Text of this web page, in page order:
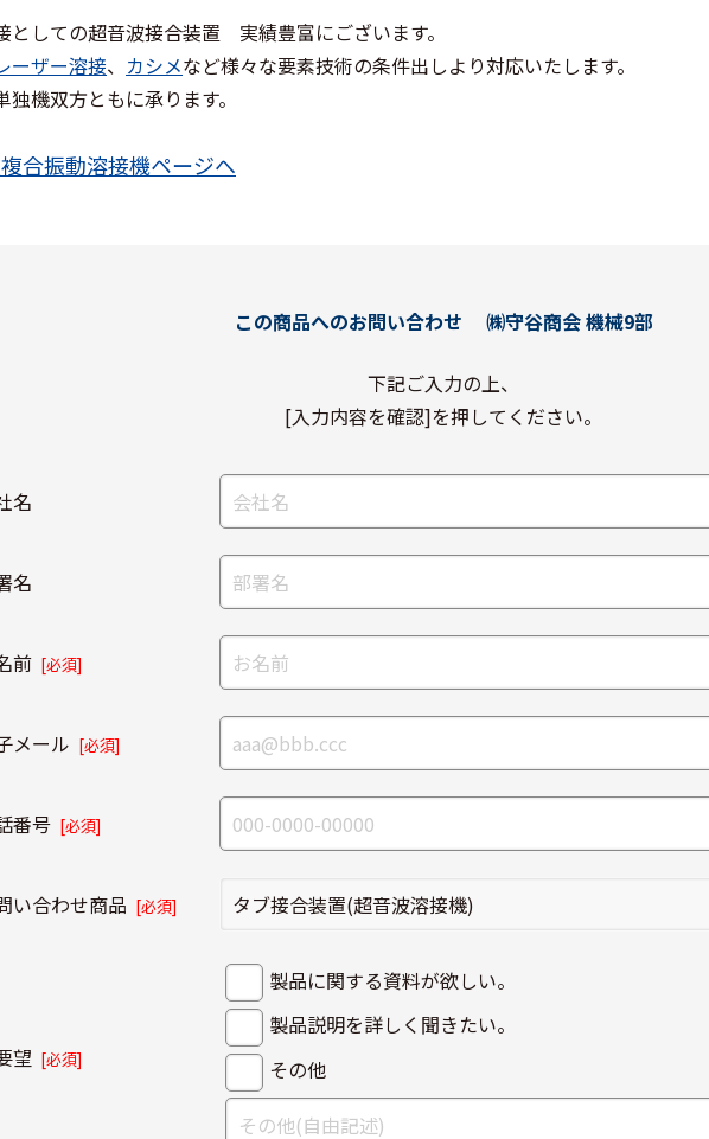
としての超音波接合装置 実績豊富にございます。
ーザー溶接、 カシメなど様々な要素技術の条件出しより対応いたします。
機双方ともに承ります。
合振動溶接機ページへ
この商品へのお問い合わせ ㈱守谷商会 機械9部
下記ご入力の上、
[入力内容を確認]を押してください。
名
名
前 [必須]
メール [必須]
番号 [必須]
い合わせ商品 [必須]
望 [必須]
製品に関する資料が欲しい。
製品説明を詳しく聞きたい。
その他